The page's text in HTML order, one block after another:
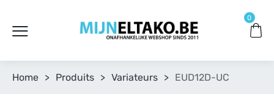
0
Home > Produits > Variateurs > EUD12D-UC